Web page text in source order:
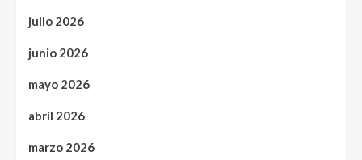
julio 2026
junio 2026
mayo 2026
abril 2026
marzo 2026